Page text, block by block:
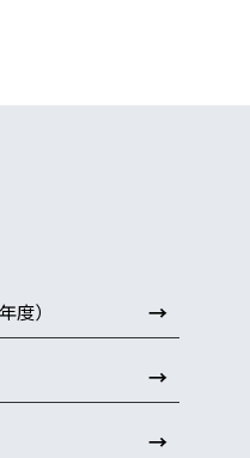
度） →
→
→